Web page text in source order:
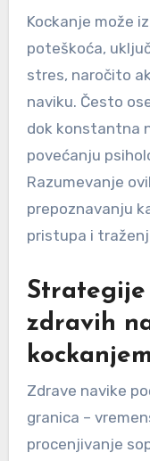
Kockanje može
poteškoća,
stres, naročito
naviku. Često
dok konstantna
povećanju
Razumevanje
prepoznavanju
pristupa i
zdravih
kockanjem
Zdrave navike
granica –
procenjivanje